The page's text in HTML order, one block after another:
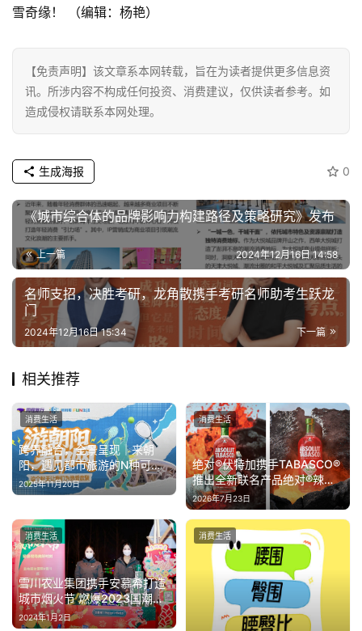
雪奇缘！ （编辑：杨艳）
【免责声明】该文章系本网转载，旨在为读者提供更多信息资
讯。所涉内容不构成任何投资、消费建议，仅供读者参考。如
造成侵权请联系本网处理。
0
生成海报
《城市综合体的品牌影响力构建路径及策略研究》发布
上一篇 2024年12月16日 14:58
名师支招，决胜考研，龙角散携手考研名师助考生跃龙
门
下一篇
2024年12月16日 15:34
相关推荐
跨界融合，全景呈现｜来朝
阳，遇见都市旅游的N种可
能！
2025年11月20日
消费生活
绝对®伏特加携手TABASCO®
推出全新联名产品绝对®辣椒
仔
2026年7月23日
消费生活
雪川农业集团携手安慕希打造
城市烟火节 燃爆2023国潮烟
花跨界跨年之夜
2024年1月2日
消费生活 消费生活